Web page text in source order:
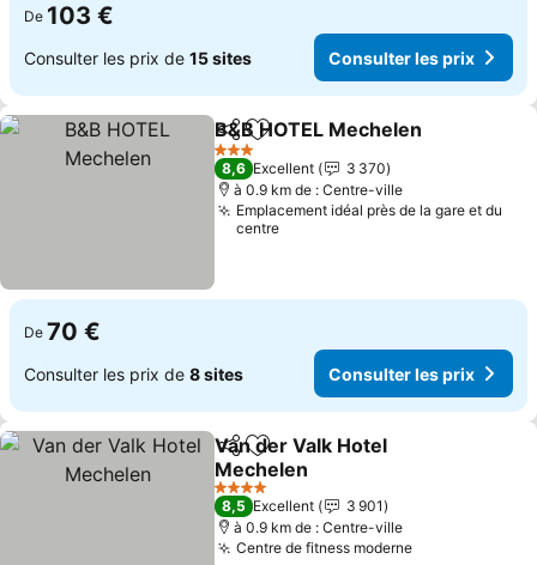
De 103 €
Consulter les prix de 15 sites Consulter les prix
PartagerAjouter à mes favoris
B&B HOTEL Mechelen
3 Étoiles
8,6 Excellent
3 370
à 0.9 km de : Centre-ville
Emplacement idéal près de la gare et du
centre
De 70 €
Consulter les prix de 8 sites Consulter les prix
PartagerAjouter à mes favoris
Van der Valk Hotel
Mechelen
Consulter les prix
4 Étoiles
8,5 Excellent
3 901
à 0.9 km de : Centre-ville
Centre de fitness moderneConsulter les